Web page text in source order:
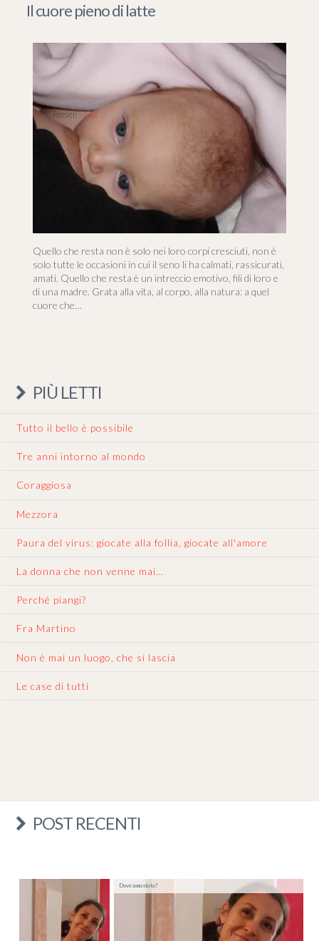
Il cuore pieno di latte
Quello che resta non è solo nei loro corpi cresciuti, non è
solo tutte le occasioni in cui il seno li ha calmati, rassicurati,
amati. Quello che resta è un intreccio emotivo, fili di loro e
di una madre. Grata alla vita, al corpo, alla natura: a quel
cuore che…
PIÙ LETTI
Tutto il bello è possibile
Tre anni intorno al mondo
Coraggiosa
Mezzora
Paura del virus: giocate alla follia, giocate all'amore
La donna che non venne mai…
Perché piangi?
Fra Martino
Non è mai un luogo, che si lascia
Le case di tutti
POST RECENTI
Dove sono stata?